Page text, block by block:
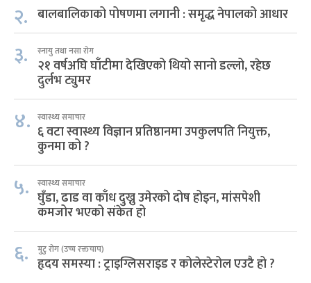
२. बालबालिकाको पोषणमा लगानी : समृद्ध नेपालको आधार
३. स्नायु तथा नसा रोग
२१ वर्षअघि घाँटीमा देखिएको थियो सानो डल्लो, रहेछ
दुर्लभ ट्युमर
४. स्वास्थ्य समाचार
६ वटा स्वास्थ्य विज्ञान प्रतिष्ठानमा उपकुलपति नियुक्त,
कुनमा को ?
५. स्वास्थ्य समाचार
घुँडा, ढाड वा काँध दुख्नु उमेरको दोष होइन, मांसपेशी
कमजोर भएको संकेत हो
६. मुटु रोग (उच्च रक्तचाप)
हृदय समस्या : ट्राइग्लिसराइड र कोलेस्टेरोल एउटै हो ?